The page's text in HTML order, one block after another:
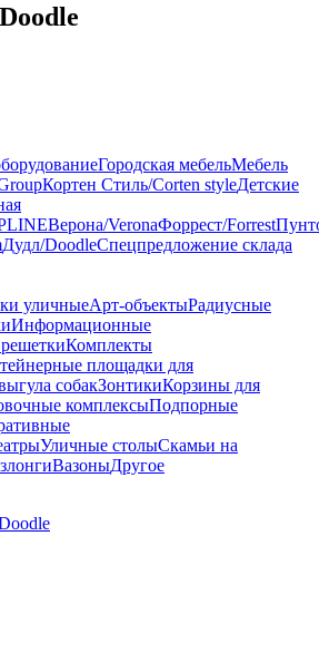
Городская мебельМебель
Кортен Стиль/Corten styleДетские
Верона/VeronaФоррест/Forrest
Дудл/DoodleСпецпредложение склада
уличныеАрт-объектыРадиусные
Информационные
Комплекты
площадки для
собакЗонтикиКорзины для
комплексыПодпорные
Уличные столыСкамьи на
ВазоныДругое